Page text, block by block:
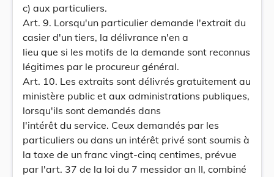
c) aux particuliers.
Art. 9. Lorsqu'un particulier demande l'extrait du
casier d'un tiers, la délivrance n'en a
lieu que si les motifs de la demande sont reconnus
légitimes par le procureur général.
Art. 10. Les extraits sont délivrés gratuitement au
ministère public et aux administrations publiques,
lorsqu'ils sont demandés dans
l'intérêt du service. Ceux demandés par les
particuliers ou dans un intérêt privé sont soumis à
la taxe de un franc vingt-cinq centimes, prévue
par l'art. 37 de la loi du 7 messidor an II, combiné